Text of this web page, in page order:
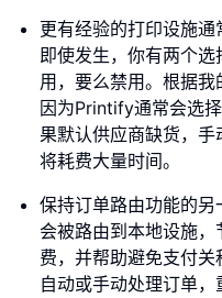
更有经验的打印设施
即使发生，你有两个
用，要么禁用。根据我
因为Printify通常会选
果默认供应商缺货，
将耗费大量时间。
保持订单路由功能的
会被路由到本地设施
费，并帮助避免支付
自动或手动处理订单